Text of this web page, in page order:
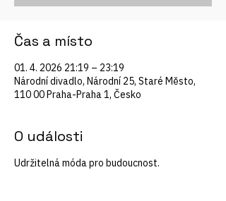
Čas a místo
01. 4. 2026 21:19 – 23:19
Národní divadlo, Národní 25, Staré Město,
110 00 Praha-Praha 1, Česko
O události
Udržitelná móda pro budoucnost.